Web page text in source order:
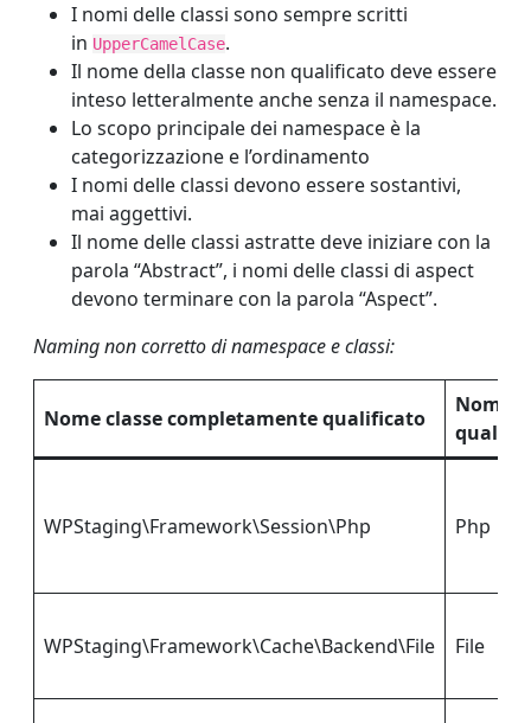
I nomi delle classi sono sempre scritti
in UpperCamelCase.
Il nome della classe non qualificato deve essere
inteso letteralmente anche senza il namespace.
Lo scopo principale dei namespace è la
categorizzazione e l’ordinamento
I nomi delle classi devono essere sostantivi,
mai aggettivi.
Il nome delle classi astratte deve iniziare con la
parola “Abstract”, i nomi delle classi di aspect
devono terminare con la parola “Aspect”.
Naming non corretto di namespace e classi:
Nome classe completamente qualificato
Nome
WPStaging\Framework\Session\Php Php
WPStaging\Framework\Cache\Backend\File File